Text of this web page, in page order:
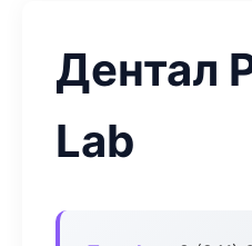
Дентал
Lab